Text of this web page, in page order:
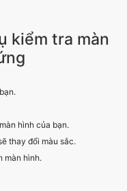
kiểm tra màn
hình của bạn.
thay đổi màu sắc.
màn hình.